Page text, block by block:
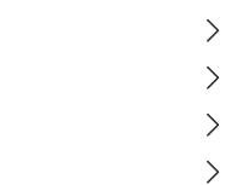
for Glock